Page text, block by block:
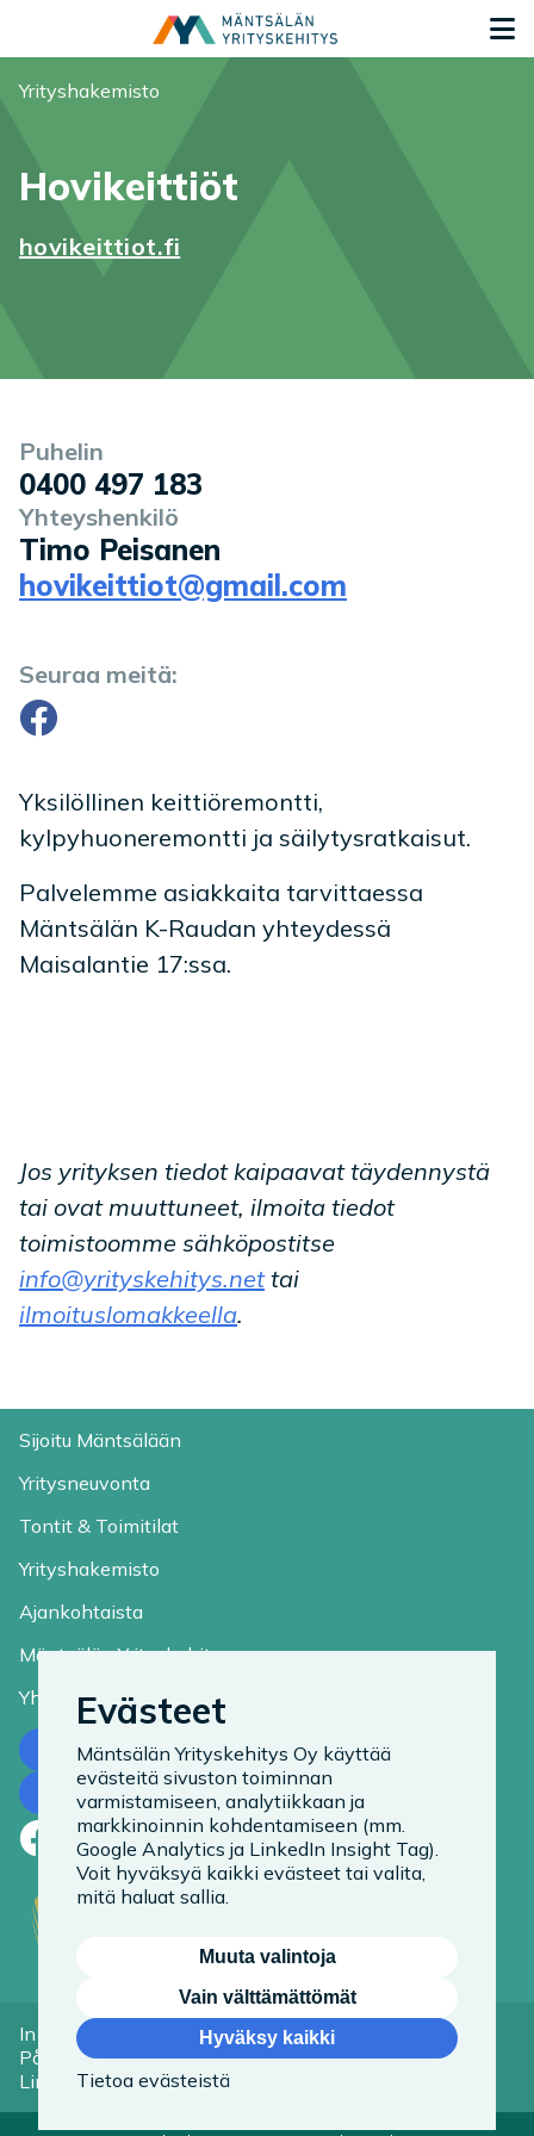
Olet tässä:
Yrityshakemisto
Hovikeittiöt
hovikeittiot.fi
Yrityksen tiedot
Puhelin
0400 497 183
Yhteyshenkilö
Timo Peisanen
hovikeittiot@gmail.com
Seuraa meitä:
Facebook
Palvelukuvaus
Yksilöllinen keittiöremontti,
kylpyhuoneremontti ja säilytysratkaisut.
Palvelemme asiakkaita tarvittaessa
Mäntsälän K-Raudan yhteydessä
Maisalantie 17:ssa.
Jos yrityksen tiedot kaipaavat täydennystä
tai ovat muuttuneet, ilmoita tiedot
toimistoomme sähköpostitse
info@yrityskehitys.nettai
ilmoituslomakkeella.
Sijoitu Mäntsälään
Yritysneuvonta
Tontit & Toimitilat
Yrityshakemisto
Ajankohtaista
Mäntsälän Yrityskehitys
Yhteystiedot
Ota yhteyttä
Tilaa uutiskirje
Facebook
LinkedIn
Instagram
In English
På Svenska
Linkit
Tietoa evästeistä
Saavutettavuusseloste
Evästeet
Mäntsälän Yrityskehitys Oy käyttää
evästeitä sivuston toiminnan
varmistamiseen, analytiikkaan ja
markkinoinnin kohdentamiseen (mm.
Google Analytics ja LinkedIn Insight Tag).
Voit hyväksyä kaikki evästeet tai valita,
mitä haluat sallia.
Muuta valintoja
Vain välttämättömät
Hyväksy kaikki
Tietoa evästeistä